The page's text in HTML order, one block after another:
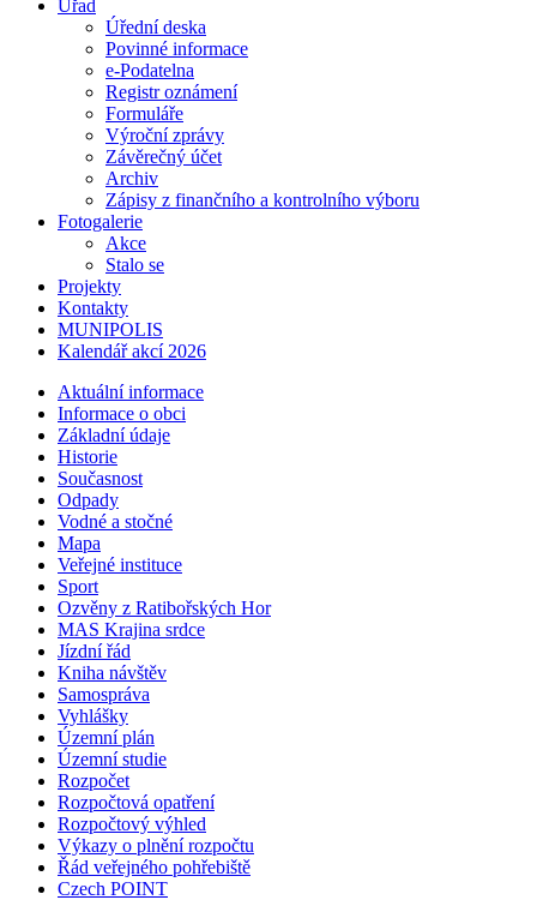
Úřad
Úřední deska
Povinné informace
e-Podatelna
Registr oznámení
Formuláře
Výroční zprávy
Závěrečný účet
Archiv
Zápisy z finančního a kontrolního výboru
Fotogalerie
Akce
Stalo se
Projekty
Kontakty
MUNIPOLIS
Kalendář akcí 2026
Aktuální informace
Informace o obci
Základní údaje
Historie
Současnost
Odpady
Vodné a stočné
Mapa
Veřejné instituce
Sport
Ozvěny z Ratibořských Hor
MAS Krajina srdce
Jízdní řád
Kniha návštěv
Samospráva
Vyhlášky
Územní plán
Územní studie
Rozpočet
Rozpočtová opatření
Rozpočtový výhled
Výkazy o plnění rozpočtu
Řád veřejného pohřebiště
Czech POINT